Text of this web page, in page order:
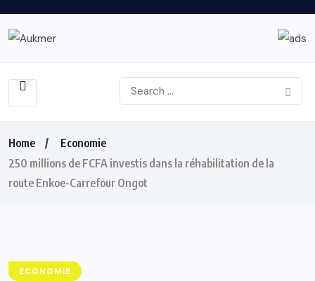
Home
Economie
250 millions de FCFA investis dans la réhabilitation de la
route Enkoe-Carrefour Ongot
ECONOMIE